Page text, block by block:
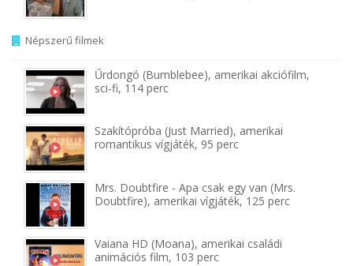
Népszerű filmek
Űrdongó (Bumblebee), amerikai akciófilm,
sci-fi, 114 perc
Szakítópróba (Just Married), amerikai
romantikus vígjáték, 95 perc
Mrs. Doubtfire - Apa csak egy van (Mrs.
Doubtfire), amerikai vígjáték, 125 perc
Vaiana HD (Moana), amerikai családi
animációs film, 103 perc